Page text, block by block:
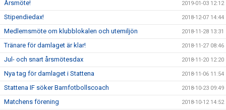
Årsmöte! 2019-01-03 12:12
Stipendiedax! 2018-12-07 14:44
Medlemsmöte om klubblokalen och utemiljön 2018-11-28 13:31
Tränare för damlaget är klar! 2018-11-27 08:46
Jul- och snart årsmötesdax 2018-11-20 12:20
Nya tag för damlaget i Stattena 2018-11-06 11:54
Stattena IF söker Barnfotbollscoach 2018-10-23 09:49
Matchens förening 2018-10-12 14:52